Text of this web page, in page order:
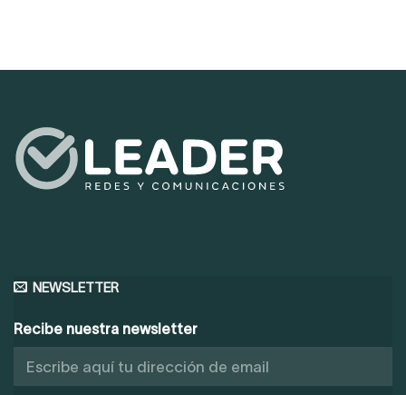
NEWSLETTER
Recibe nuestra newsletter